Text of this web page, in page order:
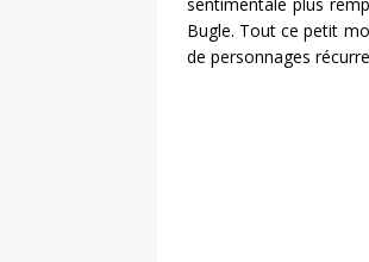
Bugle. Tout ce petit
de personnages